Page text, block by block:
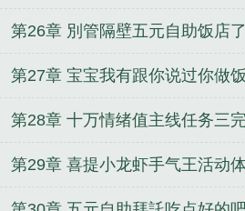
第26章 別管隔壁五元自助饭店
第27章 宝宝我有跟你说过你做
第28章 十万情绪值主线任务三
第29章 喜提小龙虾手气王活动